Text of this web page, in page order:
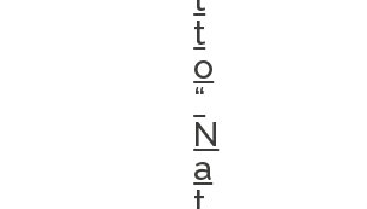
t
o
“
N
a